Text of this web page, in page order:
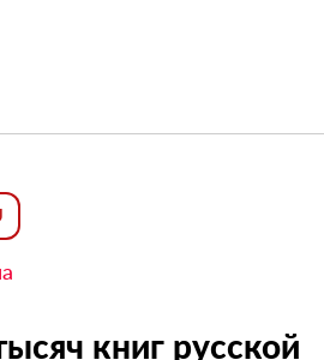
книг русской